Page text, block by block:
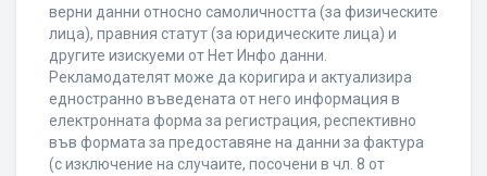
верни данни относно самоличността (за физическите
лица), правния статут (за юридическите лица) и
другите изискуеми от Нет Инфо данни.
Рекламодателят може да коригира и актуализира
едностранно въведената от него информация в
електронната форма за регистрация, респективно
във формата за предоставяне на данни за фактура
(с изключение на случаите, посочени в чл. 8 от